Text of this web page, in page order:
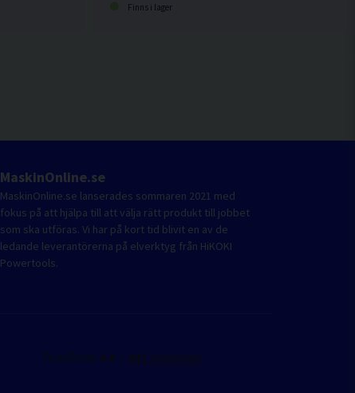
Finns i lager
MaskinOnline.se
MaskinOnline.se lanserades sommaren 2021 med
fokus på att hjälpa till att välja rätt produkt till jobbet
som ska utföras. Vi har på kort tid blivit en av de
ledande leverantörerna på elverktyg från HiKOKI
Powertools.